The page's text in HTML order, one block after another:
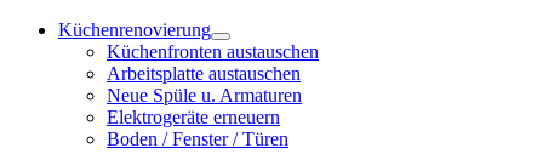
Küchenrenovierung
Küchenfronten austauschen
Arbeitsplatte austauschen
Neue Spüle u. Armaturen
Elektrogeräte erneuern
Boden / Fenster / Türen